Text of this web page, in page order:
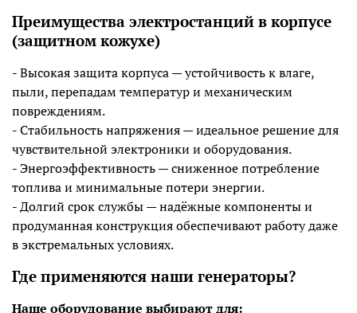
Преимущества электростанций в корпусе
(защитном кожухе)
- Высокая защита корпуса — устойчивость к влаге,
пыли, перепадам температур и механическим
повреждениям.
- Стабильность напряжения — идеальное решение для
чувствительной электроники и оборудования.
- Энергоэффективность — сниженное потребление
топлива и минимальные потери энергии.
- Долгий срок службы — надёжные компоненты и
продуманная конструкция обеспечивают работу даже
в экстремальных условиях.
Где применяются наши генераторы?
Наше оборудование выбирают для: